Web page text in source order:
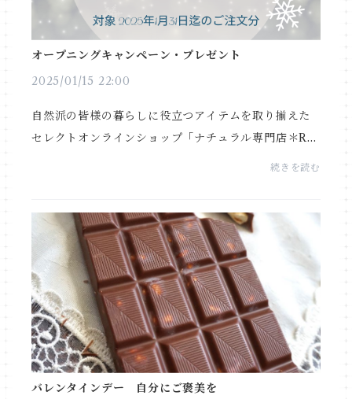
オープニングキャンペーン・プレゼント
2025/01/15 22:00
自然派の皆様の暮らしに役立つアイテムを取り揃えた
セレクトオンラインショップ「ナチュラル専門店＊RU
MINEE」をopen致しました。毎日食べるもの・使う
続きを読む
バレンタインデー 自分にご褒美を